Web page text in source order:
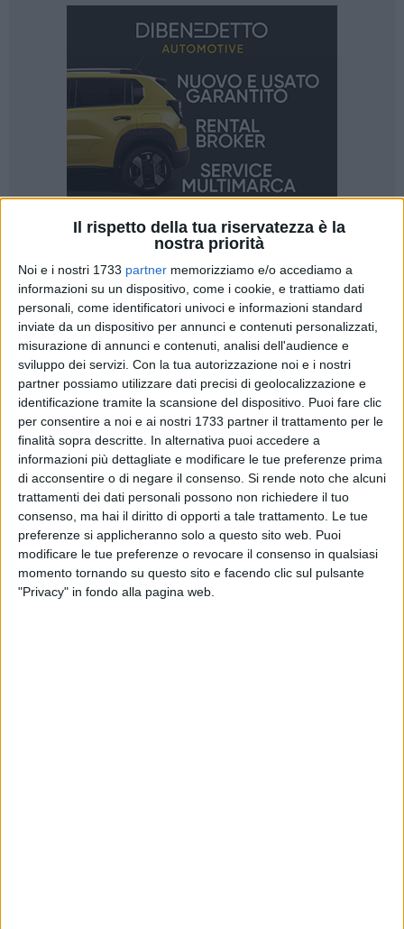
Il rispetto della tua riservatezza è la
nostra priorità
Noi e i nostri 1733 partner memorizziamo e/o accediamo a
informazioni su un dispositivo, come i cookie, e trattiamo dati
personali, come identificatori univoci e informazioni standard
inviate da un dispositivo per annunci e contenuti personalizzati,
misurazione di annunci e contenuti, analisi dell'audience e
sviluppo dei servizi. Con la tua autorizzazione noi e i nostri
partner possiamo utilizzare dati precisi di geolocalizzazione e
identificazione tramite la scansione del dispositivo. Puoi fare clic
per consentire a noi e ai nostri 1733 partner il trattamento per le
finalità sopra descritte. In alternativa puoi accedere a
informazioni più dettagliate e modificare le tue preferenze prima
di acconsentire o di negare il consenso. Si rende noto che alcuni
trattamenti dei dati personali possono non richiedere il tuo
consenso, ma hai il diritto di opporti a tale trattamento. Le tue
preferenze si applicheranno solo a questo sito web. Puoi
modificare le tue preferenze o revocare il consenso in qualsiasi
momento tornando su questo sito e facendo clic sul pulsante
"Privacy" in fondo alla pagina web.
114
La Vela d'altura torna a solcare il nostro mare. La sezione di
Barletta della Lega Navale Italiana, in collaborazione con il
Comitato F.I.V. VIII zona, la L.N.I. sez. Manfredonia e la L.N.I.
sez. Trani, si è resa parte attiva nell'organizzazione della
regata velica costiera denominata "Regata delle Palme".
La manifestazione, che ha già ottenuto il patrocinio del
Comune di Barletta, si terrà il giorno24 marzoe rientra nella
più ampia organizzazione del "XVIII Campionato invernale
vela d'altura - Gargano Winter Race".
La manifestazione attraverserà le acque marittime situate
ad Est del porto di Barletta e prevede il posizionamento di